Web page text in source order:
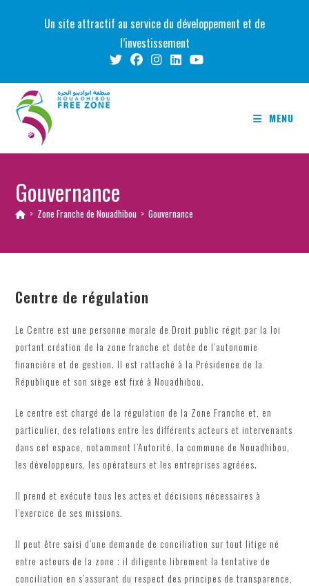
Un site attractif au service du développement et de
l’investissement
MENU
Gouvernance
> Zone Franche de Nouadhibou > Gouvernance
Centre de régulation
Le Centre est une personne morale de Droit public régit par la loi
portant création de la zone franche et dotée de l’autonomie
financière et de gestion. Il est rattaché à la Présidence de la
République et son siège est fixé à Nouadhibou.
Le centre est chargé de la régulation de la Zone Franche et, en
particulier, des relations entre les différents acteurs et intervenants
dans cet espace, notamment l’Autorité, la commune de Nouadhibou,
les développeurs, les opérateurs et les entreprises agréées.
Il prend et exécute tous les actes et décisions nécessaires à
l’exercice de ses missions.
Il peut être saisi d’une demande de conciliation sur tout litige né
entre acteurs de la zone ; il diligente librement la tentative de
conciliation en s’assurant du respect des principes de transparence,